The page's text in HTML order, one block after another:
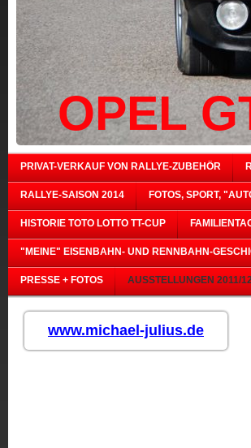
OPEL
PRIVAT-VERKAUF VON RALLYE-ZUBEHÖR
RALLYE-SAISON 2014 FOTOS, SPORT,
HISTORIE TOTO LOTTO TT-CUP
"MEINE" EISENBAHN- UND RENNBAHN-
PRESSE + FOTOS AUSSTELLUNGEN 2011/
www.michael-julius.de